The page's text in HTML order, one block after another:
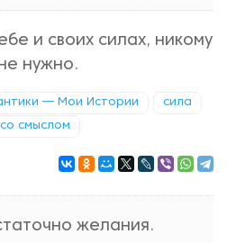
и своих силах, никому
нужно.
— Мои Истории сила
смыслом
желания.